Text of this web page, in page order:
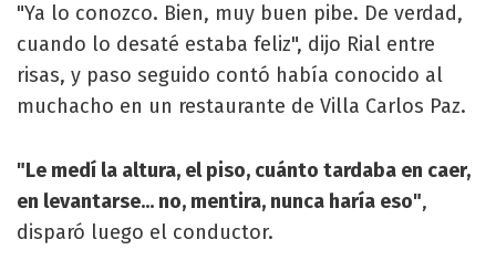
"Ya lo conozco. Bien, muy buen pibe. De verdad,
cuando lo desaté estaba feliz", dijo Rial entre
risas, y paso seguido contó había conocido al
muchacho en un restaurante de Villa Carlos Paz.
"Le medí la altura, el piso, cuánto tardaba en caer,
en levantarse... no, mentira, nunca haría eso",
disparó luego el conductor.